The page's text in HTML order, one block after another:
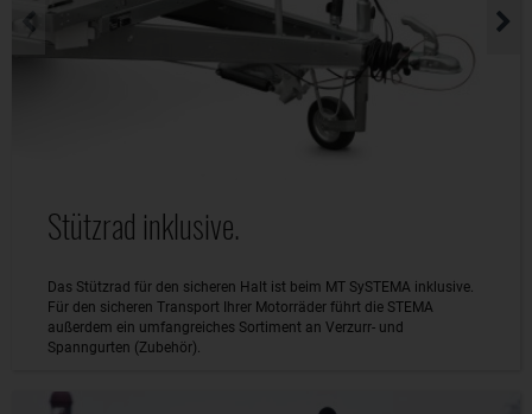
Stützrad inklusive.
Das Stützrad für den sicheren Halt ist beim MT SySTEMA inklusive.
Für den sicheren Transport Ihrer Motorräder führt die STEMA
außerdem ein umfangreiches Sortiment an Verzurr- und
Spanngurten (Zubehör).